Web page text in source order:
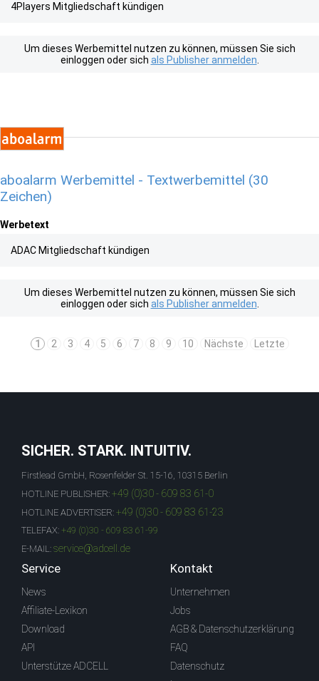
4Players Mitgliedschaft kündigen
Um dieses Werbemittel nutzen zu können, müssen Sie sich
einloggen oder sich als Publisher anmelden
aboalarm Werbemittel - Textwerbemittel (30
Zeichen)
Werbetext
ADAC Mitgliedschaft kündigen
Um dieses Werbemittel nutzen zu können, müssen Sie sich
einloggen oder sich als Publisher anmelden
1 2 3 4 5 6 7 8 9 10 Nächste Letzte
SICHER. STARK. INTUITIV.
Firstlead GmbH, Rosenfelder St. 15-16, 10315 Berlin
HOTLINE PUBLISHER: +49 (0)30 - 609 83 61-0
HOTLINE ADVERTISER: +49 (0)30 - 609 83 61-23
TELEFAX: +49 (0)30 - 609 83 61-99
E-MAIL: service@adcell.de
Service
News
Affiliate-Lexikon
Download
API
Unterstütze ADCELL
Kontakt
Unternehmen
Jobs
AGB & Datenschutzerklärung
FAQ
Datenschutz